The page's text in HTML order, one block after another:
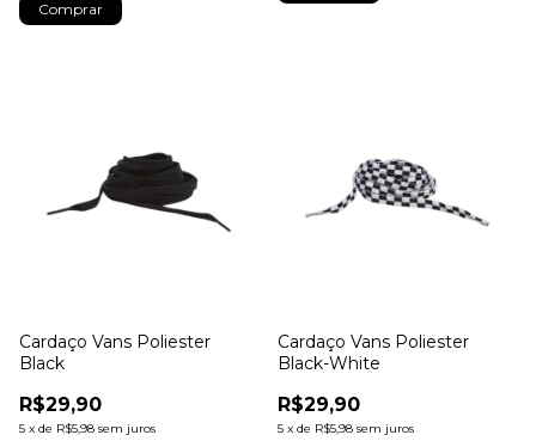
Comprar
Cardaço Vans Poliester
Black
R$29,90
5 x de R$5,98 sem juros
Cardaço Vans Poliester
Black-White
R$29,90
5 x de R$5,98 sem juros